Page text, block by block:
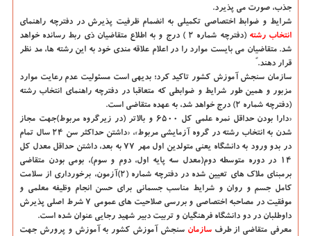
جذب، صورت می پذیرد.
شرایط و ضوابط اختصاصی تکمیلی به انضمام ظرفیت پذیرش در دفترچه راهنمای
انتخاب رشته
(دفترچه شماره ۲ ) درج و به اطلاع متقاضیان ذی ربط رسانده خواهد
شد. متقاضیان می بایست موارد را در اعلام علاقه مندی خود به این رشته ها، مد نظر
قرار دهند. ً
سازمان سنجش آموزش کشور تاکید کرد؛ بدیهی است مسئولیت عدم رعایت موارد
مزبور و همین طور شرایط و ضوابطی که متعاقبا در دفترچه راهنمای انتخاب رشته
(دفترچه شماره ۲) درج خواهد شد، به عهده متقاضی است.
«دارا بودن حداقل نمره علمی کل ۶۵۰۰ و بالاتر (در زیرگروه مربوط)جهت مجاز
شدن به انتخاب رشته در گروه آزمایشی مربوط»، «داشتن حداکثر سن ۲۴ سال تمام
در بدو ورود به دانشگاه یعنی متولدین اول مهر ۷۷ به بعد، داشتن حداقل معدل کل
۱۴ در دوره متوسطه دوم(معدل سه پایه اول، دوم و سوم)، بومی بودن متقاضی
برمبنای ملاک های تعیین شده در دفترچه شماره (۲)آزمون، برخورداری از سلامت
کامل جسم و روان و شرایط مناسب جسمانی برای حسن انجام وظیفه معلمی و
موفقیت در مصاحبه اختصاصی و بررسی صلاحیت های عمومی ۷ شرط اصلی پذیرش
داوطلبان در دو دانشگاه فرهنگیان و تربیت دبیر شهید رجایی عنوان شده است.
معرفی متقاضی از طرفسازمان سنجش آموزش کشور به آموزش و پرورش جهت